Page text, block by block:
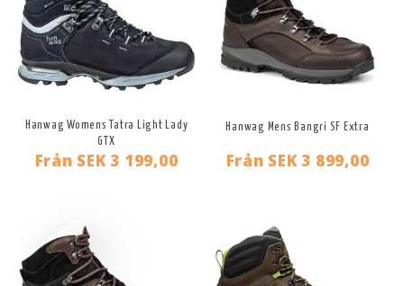
Hanwag Womens Tatra Light Lady
GTX
Från SEK 3 199,00
Hanwag Mens Bangri SF Extra
Från SEK 3 899,00